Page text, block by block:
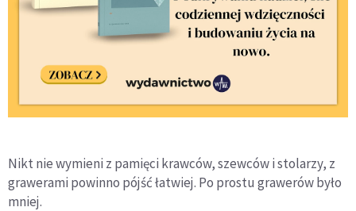
Nikt nie wymieni z pamięci krawców, szewców i stolarzy, z
grawerami powinno pójść łatwiej. Po prostu grawerów było
mniej.